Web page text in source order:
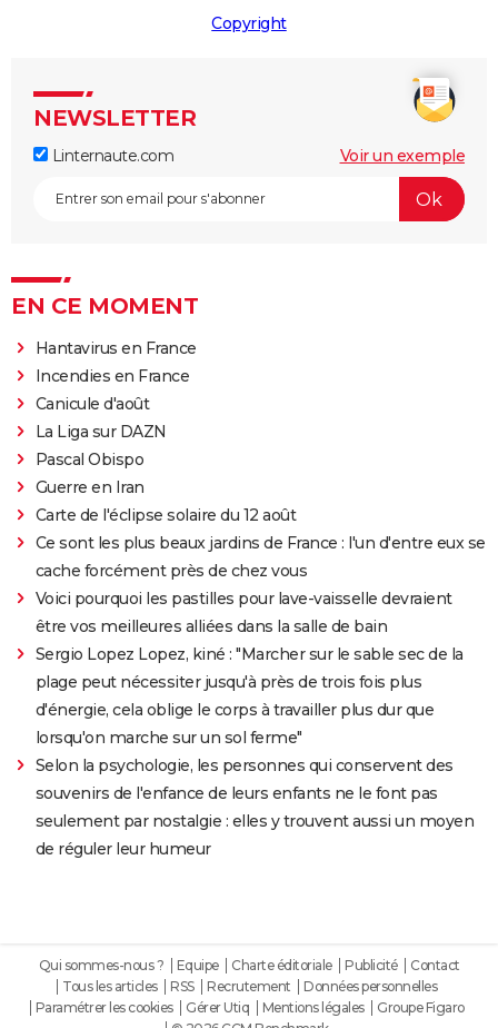
Copyright
NEWSLETTER
Linternaute.com Voir un exemple
EN CE MOMENT
Hantavirus en France
Incendies en France
Canicule d'août
La Liga sur DAZN
Pascal Obispo
Guerre en Iran
Carte de l'éclipse solaire du 12 août
Ce sont les plus beaux jardins de France : l'un d'entre eux se
cache forcément près de chez vous
Voici pourquoi les pastilles pour lave-vaisselle devraient
être vos meilleures alliées dans la salle de bain
Sergio Lopez Lopez, kiné : "Marcher sur le sable sec de la
plage peut nécessiter jusqu'à près de trois fois plus
d'énergie, cela oblige le corps à travailler plus dur que
lorsqu'on marche sur un sol ferme"
Selon la psychologie, les personnes qui conservent des
souvenirs de l'enfance de leurs enfants ne le font pas
seulement par nostalgie : elles y trouvent aussi un moyen
de réguler leur humeur
Qui sommes-nous ? Equipe Charte éditoriale Publicité
Contact
Tous les articles
RSS Recrutement
Données personnelles
Paramétrer les cookies
Gérer Utiq Mentions légales
Groupe Figaro